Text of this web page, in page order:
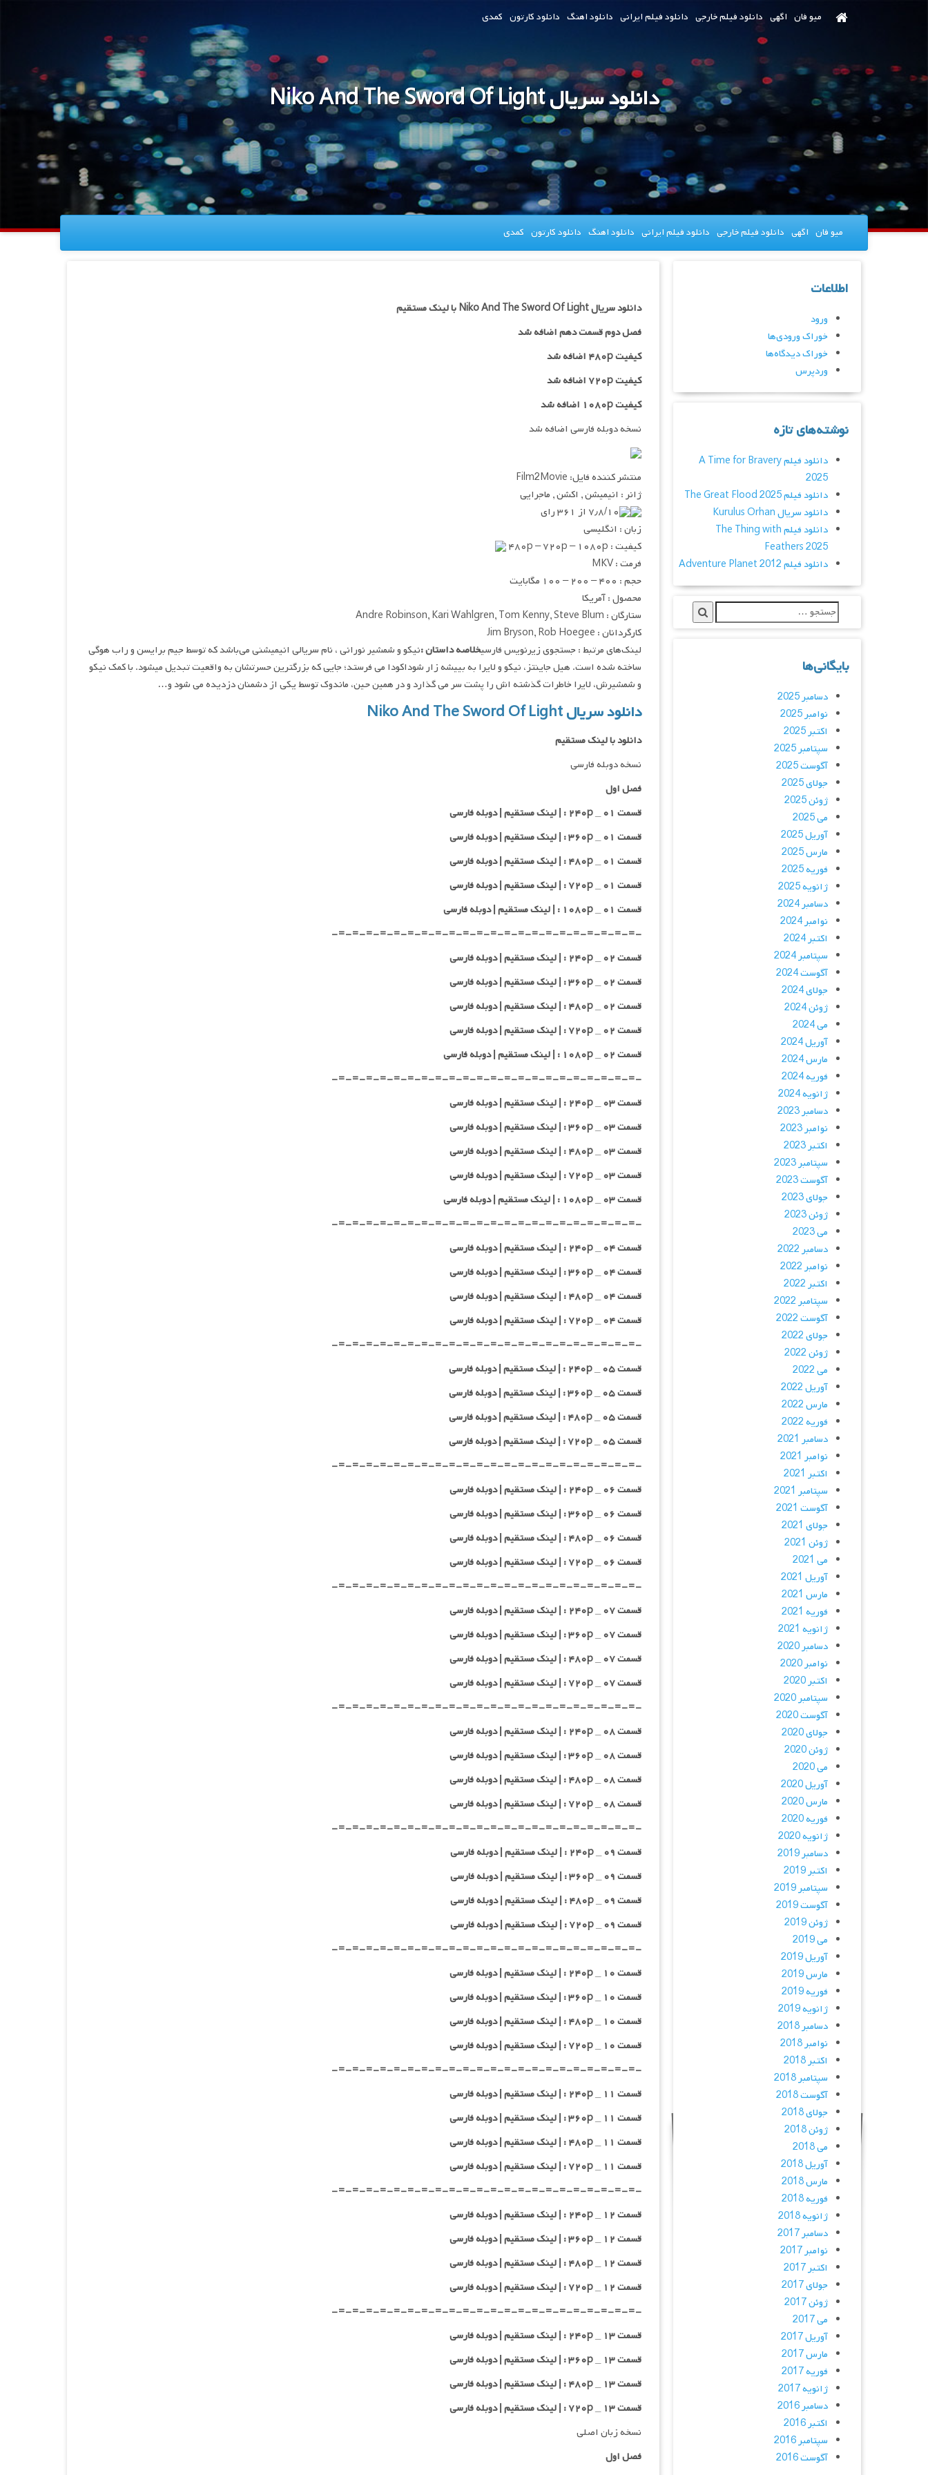
میو فان اگهی دانلود فیلم خارجی دانلود فیلم ایرانی دانلود اهنگ دانلود کارتون کمدی
دانلود سریال Niko And The Sword Of Light
میو فان اگهی دانلود فیلم خارجی دانلود فیلم ایرانی دانلود اهنگ دانلود کارتون کمدی
دانلود سریال Niko And The Sword Of Light با لینک مستقیم
فصل دوم قسمت دهم اضافه شد
کیفیت ۴۸۰p اضافه شد
کیفیت ۷۲۰p
اضافه شد
کیفیت ۱۰۸۰p اضافه شد
نسخه دوبله فارسی اضافه شد
منتشر کننده فایل: Film2Movie
ژانر : انیمیشن , اکشن , ماجرایی
۷٫۸/۱۰ از ۳۶۱ رای
زبان : انگلیسی
کیفیت : ۴۸۰p – ۷۲۰p – ۱۰۸۰p
فرمت : MKV
حجم : ۴۰۰ – ۲۰۰ – ۱۰۰ مگابایت
محصول : آمریکا
ستارگان : Andre Robinson, Kari Wahlgren, Tom Kenny, Steve Blum
کارگردانان : Jim Bryson, Rob Hoegee
لینک‌های مرتبط : جستجوی زیرنویس فارسیخلاصه داستان :نیکو و شمشیر نورانی ، نام سریالی انیمیشنی می‌باشد که توسط جیم برایسن و راب هوگی
ساخته شده است. هیل جاینتز، نیکو و لایرا به بییشه زار شوداکودا می فرستد؛ جایی که بزرگترین حسرتشان به واقعیت تبدیل میشود. با کمک نیکو
و شمشیرش، لایرا خاطرات گذشته اش را پشت سر می گذارد و در همین حین، ماندوک توسط یکی از دشمنان دزدیده می شود و…
دانلود سریال Niko And The Sword Of Light
دانلود با لینک مستقیم
نسخه دوبله فارسی
فصل اول
قسمت ۰۱ _ ۲۴۰p : | لینک مستقیم | دوبله فارسی
قسمت ۰۱ _ ۳۶۰p : | لینک مستقیم | دوبله فارسی
قسمت ۰۱ _ ۴۸۰p : | لینک مستقیم | دوبله فارسی
قسمت ۰۱ _ ۷۲۰p : | لینک مستقیم | دوبله فارسی
قسمت ۰۱ _ ۱۰۸۰p : | لینک مستقیم | دوبله فارسی
-=-=-=-=-=-=-=-=-=-=-=-=-=-=-=-=-=-=-=-=-=-=-
قسمت ۰۲ _ ۲۴۰p : | لینک مستقیم | دوبله فارسی
قسمت ۰۲ _ ۳۶۰p : | لینک مستقیم | دوبله فارسی
قسمت ۰۲ _ ۴۸۰p : | لینک مستقیم | دوبله فارسی
قسمت ۰۲ _ ۷۲۰p : | لینک مستقیم | دوبله فارسی
قسمت ۰۲ _ ۱۰۸۰p : | لینک مستقیم | دوبله فارسی
-=-=-=-=-=-=-=-=-=-=-=-=-=-=-=-=-=-=-=-=-=-=-
قسمت ۰۳ _ ۲۴۰p : | لینک مستقیم | دوبله فارسی
قسمت ۰۳ _ ۳۶۰p : | لینک مستقیم | دوبله فارسی
قسمت ۰۳ _ ۴۸۰p : | لینک مستقیم | دوبله فارسی
قسمت ۰۳ _ ۷۲۰p : | لینک مستقیم | دوبله فارسی
قسمت ۰۳ _ ۱۰۸۰p : | لینک مستقیم | دوبله فارسی
-=-=-=-=-=-=-=-=-=-=-=-=-=-=-=-=-=-=-=-=-=-=-
قسمت ۰۴ _ ۲۴۰p : | لینک مستقیم | دوبله فارسی
قسمت ۰۴ _ ۳۶۰p : | لینک مستقیم | دوبله فارسی
قسمت ۰۴ _ ۴۸۰p : | لینک مستقیم | دوبله فارسی
قسمت ۰۴ _ ۷۲۰p : | لینک مستقیم | دوبله فارسی
-=-=-=-=-=-=-=-=-=-=-=-=-=-=-=-=-=-=-=-=-=-=-
قسمت ۰۵ _ ۲۴۰p : | لینک مستقیم | دوبله فارسی
قسمت ۰۵ _ ۳۶۰p : | لینک مستقیم | دوبله فارسی
قسمت ۰۵ _ ۴۸۰p : | لینک مستقیم | دوبله فارسی
قسمت ۰۵ _ ۷۲۰p : | لینک مستقیم | دوبله فارسی
-=-=-=-=-=-=-=-=-=-=-=-=-=-=-=-=-=-=-=-=-=-=-
قسمت ۰۶ _ ۲۴۰p : | لینک مستقیم | دوبله فارسی
قسمت ۰۶ _ ۳۶۰p : | لینک مستقیم | دوبله فارسی
قسمت ۰۶ _ ۴۸۰p : | لینک مستقیم | دوبله فارسی
قسمت ۰۶ _ ۷۲۰p : | لینک مستقیم | دوبله فارسی
-=-=-=-=-=-=-=-=-=-=-=-=-=-=-=-=-=-=-=-=-=-=-
قسمت ۰۷ _ ۲۴۰p : | لینک مستقیم | دوبله فارسی
قسمت ۰۷ _ ۳۶۰p : | لینک مستقیم | دوبله فارسی
قسمت ۰۷ _ ۴۸۰p : | لینک مستقیم | دوبله فارسی
قسمت ۰۷ _ ۷۲۰p : | لینک مستقیم | دوبله فارسی
-=-=-=-=-=-=-=-=-=-=-=-=-=-=-=-=-=-=-=-=-=-=-
قسمت ۰۸ _ ۲۴۰p : | لینک مستقیم | دوبله فارسی
قسمت ۰۸ _ ۳۶۰p : | لینک مستقیم | دوبله فارسی
قسمت ۰۸ _ ۴۸۰p : | لینک مستقیم | دوبله فارسی
قسمت ۰۸ _ ۷۲۰p : | لینک مستقیم | دوبله فارسی
-=-=-=-=-=-=-=-=-=-=-=-=-=-=-=-=-=-=-=-=-=-=-
قسمت ۰۹ _ ۲۴۰p : | لینک مستقیم | دوبله فارسی
قسمت ۰۹ _ ۳۶۰p : | لینک مستقیم | دوبله فارسی
قسمت ۰۹ _ ۴۸۰p : | لینک مستقیم | دوبله فارسی
قسمت ۰۹ _ ۷۲۰p : | لینک مستقیم | دوبله فارسی
-=-=-=-=-=-=-=-=-=-=-=-=-=-=-=-=-=-=-=-=-=-=-
قسمت ۱۰ _ ۲۴۰p : | لینک مستقیم | دوبله فارسی
قسمت ۱۰ _ ۳۶۰p : | لینک مستقیم | دوبله فارسی
قسمت ۱۰ _ ۴۸۰p : | لینک مستقیم | دوبله فارسی
قسمت ۱۰ _ ۷۲۰p : | لینک مستقیم | دوبله فارسی
-=-=-=-=-=-=-=-=-=-=-=-=-=-=-=-=-=-=-=-=-=-=-
قسمت ۱۱ _ ۲۴۰p : | لینک مستقیم | دوبله فارسی
قسمت ۱۱ _ ۳۶۰p : | لینک مستقیم | دوبله فارسی
قسمت ۱۱ _ ۴۸۰p : | لینک مستقیم | دوبله فارسی
قسمت ۱۱ _ ۷۲۰p : | لینک مستقیم | دوبله فارسی
-=-=-=-=-=-=-=-=-=-=-=-=-=-=-=-=-=-=-=-=-=-=-
قسمت ۱۲ _ ۲۴۰p : | لینک مستقیم | دوبله فارسی
قسمت ۱۲ _ ۳۶۰p : | لینک مستقیم | دوبله فارسی
قسمت ۱۲ _ ۴۸۰p : | لینک مستقیم | دوبله فارسی
قسمت ۱۲ _ ۷۲۰p : | لینک مستقیم | دوبله فارسی
-=-=-=-=-=-=-=-=-=-=-=-=-=-=-=-=-=-=-=-=-=-=-
قسمت ۱۳ _ ۲۴۰p : | لینک مستقیم | دوبله فارسی
قسمت ۱۳ _ ۳۶۰p : | لینک مستقیم | دوبله فارسی
قسمت ۱۳ _ ۴۸۰p : | لینک مستقیم | دوبله فارسی
قسمت ۱۳ _ ۷۲۰p : | لینک مستقیم | دوبله فارسی
نسخه زبان اصلی
فصل اول
اطلاعات
ورود
خوراک ورودی‌ها
خوراک دیدگاه‌ها
وردپرس
نوشته‌های تازه
دانلود فیلم A Time for Bravery
2025
دانلود فیلم The Great Flood 2025
دانلود سریال Kurulus Orhan
دانلود فیلم The Thing with
Feathers 2025
دانلود فیلم Adventure Planet 2012
بایگانی‌ها
دسامبر 2025
نوامبر 2025
اکتبر 2025
سپتامبر 2025
آگوست 2025
جولای 2025
ژوئن 2025
می 2025
آوریل 2025
مارس 2025
فوریه 2025
ژانویه 2025
دسامبر 2024
نوامبر 2024
اکتبر 2024
سپتامبر 2024
آگوست 2024
جولای 2024
ژوئن 2024
می 2024
آوریل 2024
مارس 2024
فوریه 2024
ژانویه 2024
دسامبر 2023
نوامبر 2023
اکتبر 2023
سپتامبر 2023
آگوست 2023
جولای 2023
ژوئن 2023
می 2023
دسامبر 2022
نوامبر 2022
اکتبر 2022
سپتامبر 2022
آگوست 2022
جولای 2022
ژوئن 2022
می 2022
آوریل 2022
مارس 2022
فوریه 2022
دسامبر 2021
نوامبر 2021
اکتبر 2021
سپتامبر 2021
آگوست 2021
جولای 2021
ژوئن 2021
می 2021
آوریل 2021
مارس 2021
فوریه 2021
ژانویه 2021
دسامبر 2020
نوامبر 2020
اکتبر 2020
سپتامبر 2020
آگوست 2020
جولای 2020
ژوئن 2020
می 2020
آوریل 2020
مارس 2020
فوریه 2020
ژانویه 2020
دسامبر 2019
اکتبر 2019
سپتامبر 2019
آگوست 2019
ژوئن 2019
می 2019
آوریل 2019
مارس 2019
فوریه 2019
ژانویه 2019
دسامبر 2018
نوامبر 2018
اکتبر 2018
سپتامبر 2018
آگوست 2018
جولای 2018
ژوئن 2018
می 2018
آوریل 2018
مارس 2018
فوریه 2018
ژانویه 2018
دسامبر 2017
نوامبر 2017
اکتبر 2017
جولای 2017
ژوئن 2017
می 2017
آوریل 2017
مارس 2017
فوریه 2017
ژانویه 2017
دسامبر 2016
اکتبر 2016
سپتامبر 2016
آگوست 2016